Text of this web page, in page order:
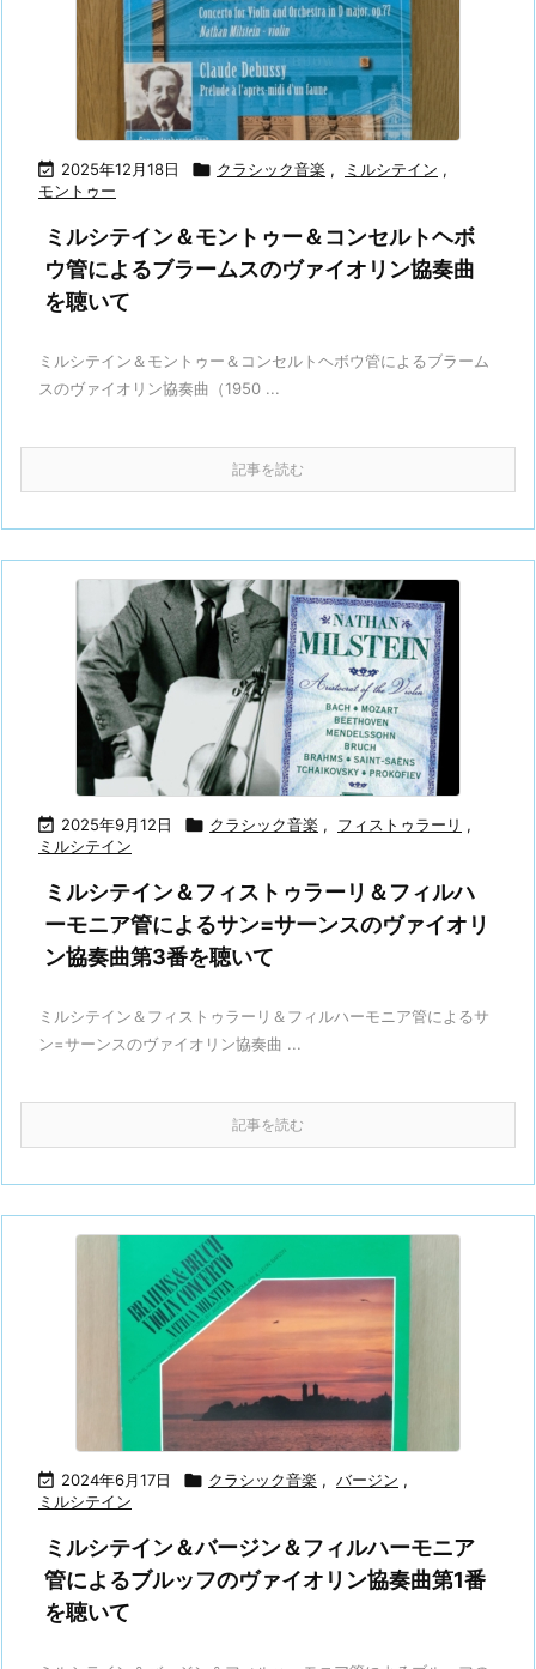
 2025年12月18日  クラシック音楽 , ミルシテイン ,
モントゥー
ミルシテイン＆モントゥー＆コンセルトヘボ
ウ管によるブラームスのヴァイオリン協奏曲
を聴いて
ミルシテイン＆モントゥー＆コンセルトヘボウ管によるブラーム
スのヴァイオリン協奏曲（1950 ...
記事を読む
 2025年9月12日  クラシック音楽 , フィストゥラーリ ,
ミルシテイン
ミルシテイン＆フィストゥラーリ＆フィルハ
ーモニア管によるサン=サーンスのヴァイオリ
ン協奏曲第3番を聴いて
ミルシテイン＆フィストゥラーリ＆フィルハーモニア管によるサ
ン=サーンスのヴァイオリン協奏曲 ...
記事を読む
 2024年6月17日  クラシック音楽 , バージン ,
ミルシテイン
ミルシテイン＆バージン＆フィルハーモニア
管によるブルッフのヴァイオリン協奏曲第1番
を聴いて